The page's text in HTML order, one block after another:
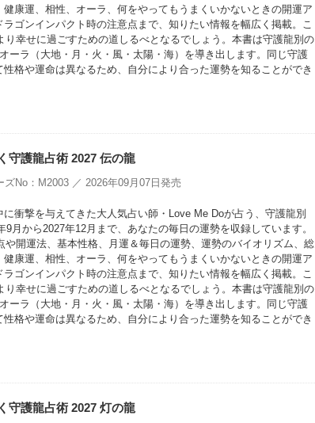
康運、相性、オーラ、何をやってもうまくいかないときの開運ア
ゴンインパクト時の注意点まで、知りたい情報を幅広く掲載。こ
り幸せに過ごすための道しるべとなるでしょう。本書は守護龍別の
ーラ（大地・月・火・風・太陽・海）を導き出します。同じ守護
格や運命は異なるため、自分により合った運勢を知ることができ
守護龍占術 2027 伝の龍
No：M2003 ／ 2026年09月07日発売
衝撃を与えてきた大人気占い師・Love Me Doが占う、守護龍別
9月から2027年12月まで、あなたの毎日の運勢を収録しています。
や開運法、基本性格、月運＆毎日の運勢、運勢のバイオリズム、総
康運、相性、オーラ、何をやってもうまくいかないときの開運ア
ゴンインパクト時の注意点まで、知りたい情報を幅広く掲載。こ
り幸せに過ごすための道しるべとなるでしょう。本書は守護龍別の
ーラ（大地・月・火・風・太陽・海）を導き出します。同じ守護
格や運命は異なるため、自分により合った運勢を知ることができ
守護龍占術 2027 灯の龍